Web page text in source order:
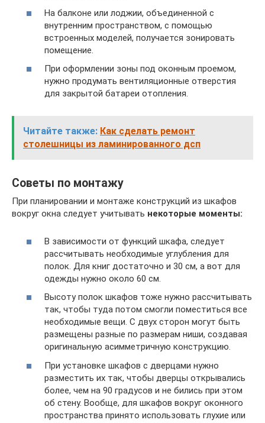
На балконе или лоджии, объединенной с
внутренним пространством, с помощью
встроенных моделей, получается зонировать
помещение.
При оформлении зоны под оконным проемом,
нужно продумать вентиляционные отверстия
для закрытой батареи отопления.
Читайте также: Как сделать ремонт
столешницы из ламинированного дсп
Советы по монтажу
При планировании и монтаже конструкций из шкафов
вокруг окна следует учитывать некоторые моменты:
В зависимости от функций шкафа, следует
рассчитывать необходимые углубления для
полок. Для книг достаточно и 30 см, а вот для
одежды нужно около 60 см.
Высоту полок шкафов тоже нужно рассчитывать
так, чтобы туда потом смогли поместиться все
необходимые вещи. С двух сторон могут быть
размещены разные по размерам ниши, создавая
оригинальную асимметричную конструкцию.
При установке шкафов с дверцами нужно
разместить их так, чтобы дверцы открывались
более, чем на 90 градусов и не бились при этом
об стену. Вообще, для шкафов вокруг оконного
пространства принято использовать глухие или